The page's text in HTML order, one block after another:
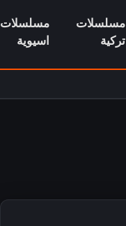
مسلسلات
تركية
مسلسلات
اسيوية